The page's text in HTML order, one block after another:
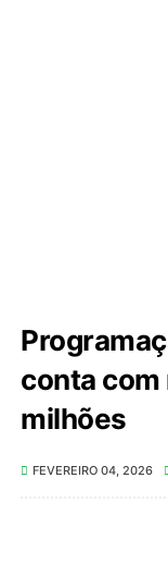
conta com
milhões
FEVEREIRO 04, 2026